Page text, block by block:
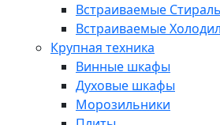
Встраиваемые
Встраиваемые
Крупная техника
Винные шкафы
Духовые шкафы
Морозильники